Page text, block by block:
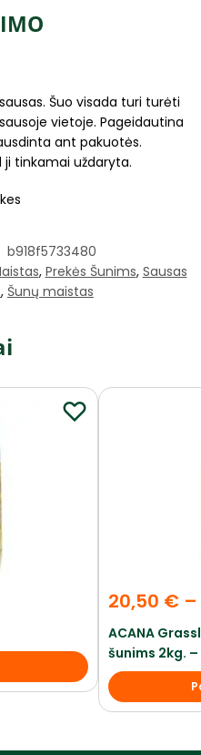
Šuo visada turi turėti
vietoje. Pageidautina
ant pakuotės.
tinkamai uždaryta.
b918f5733480
, Prekės Šunims, Sausas
, Šunų maistas
20,50 € –
ACANA
šunims 2kg. –